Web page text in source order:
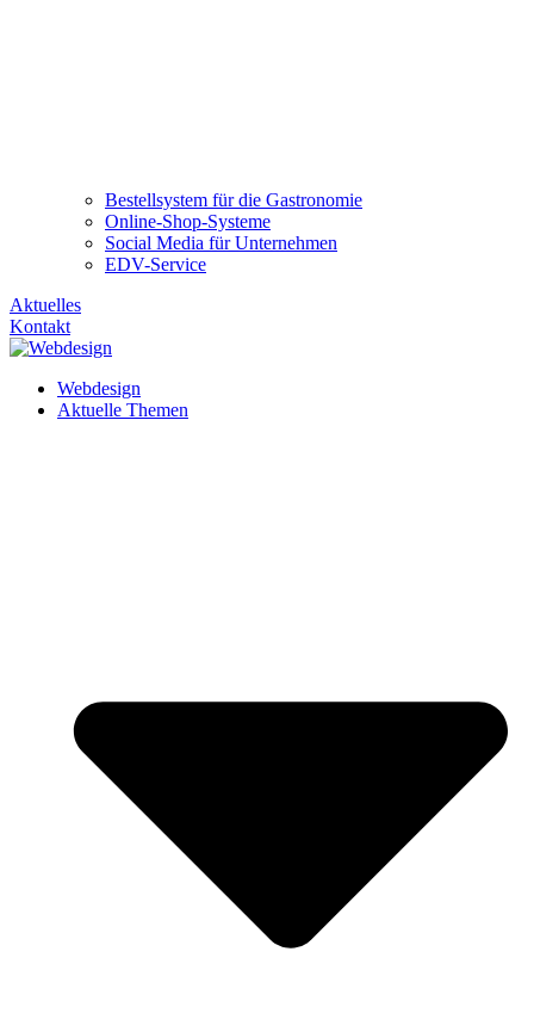
Bestellsystem für die Gastronomie
Online-Shop-Systeme
Social Media für Unternehmen
EDV-Service
Aktuelles
Kontakt
Webdesign
Aktuelle Themen